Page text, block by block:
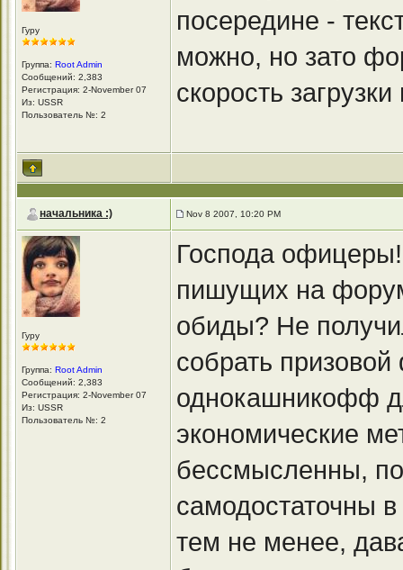
Гуру
Группа: Root Admin
Сообщений: 2,383
Регистрация: 2-November 07
Из: USSR
Пользователь №: 2
посередине -
можно, но зато
скорость
начальника :) Nov 8 2007, 10:20 PM
Гуру
Группа: Root Admin
Сообщений: 2,383
Регистрация: 2-November 07
Из: USSR
Пользователь №: 2
Господа
пишущих на
обиды? Не
собрать
однокашникофф
экономические
бессмысленны,
самодостаточны
тем не менее,